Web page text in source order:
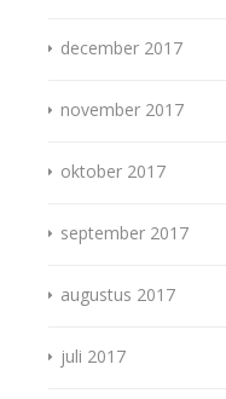
december 2017
november 2017
oktober 2017
september 2017
augustus 2017
juli 2017